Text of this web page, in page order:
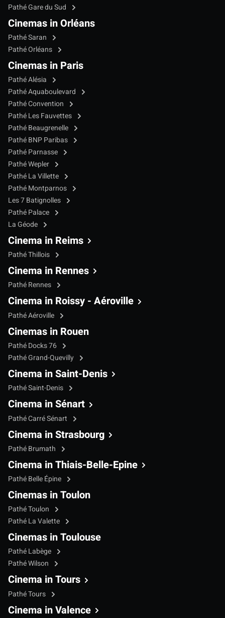
Pathé Gare du Sud
Cinemas in Orléans
Pathé Saran
Pathé Orléans
Cinemas in Paris
Pathé Alésia
Pathé Aquaboulevard
Pathé Convention
Pathé Les Fauvettes
Pathé Beaugrenelle
Pathé BNP Paribas
Pathé Parnasse
Pathé Wepler
Pathé La Villette
Pathé Montparnos
Les 7 Batignolles
Pathé Palace
La Géode
Cinema in Reims
Pathé Thillois
Cinema in Rennes
Pathé Rennes
Cinema in Roissy - Aéroville
Pathé Aéroville
Cinemas in Rouen
Pathé Docks 76
Pathé Grand-Quevilly
Cinema in Saint-Denis
Pathé Saint-Denis
Cinema in Sénart
Pathé Carré Sénart
Cinema in Strasbourg
Pathé Brumath
Cinema in Thiais-Belle-Epine
Pathé Belle Épine
Cinemas in Toulon
Pathé Toulon
Pathé La Valette
Cinemas in Toulouse
Pathé Labège
Pathé Wilson
Cinema in Tours
Pathé Tours
Cinema in Valence